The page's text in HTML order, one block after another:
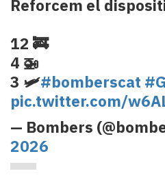
Reforcem el
12 🚒
4 🚁
3 🛩️#bomberscat
pic.twitter.com/
— Bombers
2026